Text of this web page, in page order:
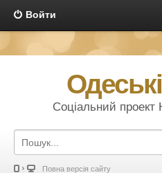
Войти
Соціальний проект
Повна версія сайту